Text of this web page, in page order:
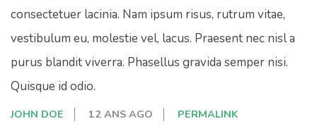
consectetuer lacinia. Nam ipsum risus, rutrum vitae,
vestibulum eu, molestie vel, lacus. Praesent nec nisl a
purus blandit viverra. Phasellus gravida semper nisi.
Quisque id odio.
JOHN DOE 12 ANS AGO PERMALINK